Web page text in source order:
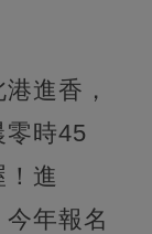
進香，
零時45
進
年報名